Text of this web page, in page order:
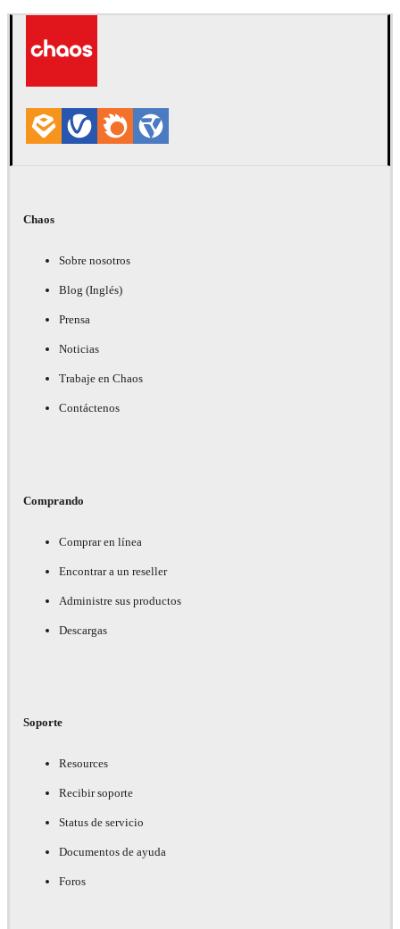
Chaos
Sobre nosotros
Blog (Inglés)
Prensa
Noticias
Trabaje en Chaos
Contáctenos
Comprando
Comprar en línea
Encontrar a un reseller
Administre sus productos
Descargas
Soporte
Resources
Recibir soporte
Status de servicio
Documentos de ayuda
Foros